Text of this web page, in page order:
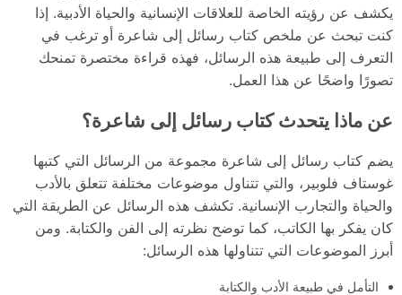
يكشف عن رؤيته الخاصة للعلاقات الإنسانية والحياة الأدبية. إذا
كنت تبحث عن ملخص كتاب رسائل إلى شاعرة أو ترغب في
التعرف إلى طبيعة هذه الرسائل، فهذه قراءة مختصرة تمنحك
تصورًا واضحًا عن هذا العمل.
عن ماذا يتحدث كتاب رسائل إلى شاعرة؟
يضم كتاب رسائل إلى شاعرة مجموعة من الرسائل التي كتبها
غوستاف فلوبير، والتي تتناول موضوعات مختلفة تتعلق بالأدب
والحياة والتجارب الإنسانية. تكشف هذه الرسائل عن الطريقة التي
كان يفكر بها الكاتب، كما توضح نظرته إلى الفن والكتابة. ومن
أبرز الموضوعات التي تتناولها هذه الرسائل:
التأمل في طبيعة الأدب والكتابة